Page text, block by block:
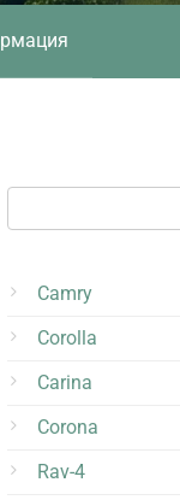
Camry
Corolla
Carina
Corona
Rav-4